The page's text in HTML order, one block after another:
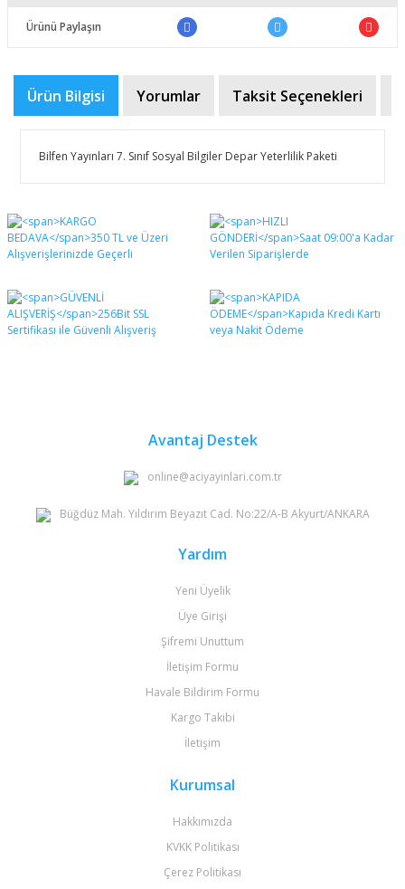
Ürünü Paylaşın
Ürün Bilgisi Yorumlar Taksit Seçenekleri
Bilfen Yayınları 7. Sınıf Sosyal Bilgiler Depar Yeterlilik Paketi
Bu ürüne ilk yorumu siz yapın!
Yorum Yaz
Bu ürünün fiyat bilgisi, resim, ürün açıklamalarında ve
diğer konularda yetersiz gördüğünüz noktaları öneri
formunu kullanarak tarafımıza iletebilirsiniz.
Görüş ve önerileriniz için teşekkür ederiz.
Ürün resmi kalitesiz, bozuk veya görüntülenemiyor.
Ürün açıklamasında eksik bilgiler bulunuyor.
Avantaj Destek
online@aciyayinlari.com.tr
Büğdüz Mah. Yıldırım Beyazıt Cad. No:22/A-B Akyurt/ANKARA
Yardım
Yeni Üyelik
Üye Girişi
Şifremi Unuttum
İletişim Formu
Havale Bildirim Formu
Kargo Takibi
İletişim
Kurumsal
Hakkımızda
KVKK Politikası
Çerez Politikası